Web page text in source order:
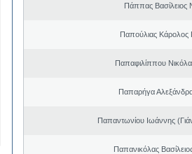
Πάππας Βασίλειος
Παπούλιας Κάρολος
Παπαφιλίππου
Παπαρήγα
Παπαντωνίου Ιωάννης
Παπανικόλας